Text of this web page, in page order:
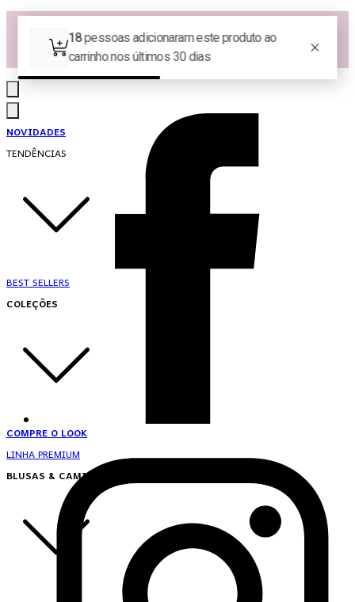
Las Queridas Club🌷 - Ganhe 5% Cashback em pontos na sua compra!
Ganhe 10% OFF na 1ª compra no App: PRIMEIRANOAPP 😍
♡ Coleção Nova: Grace in Motion ♡
NOVIDADES
TENDÊNCIAS
BEST SELLERS
COLEÇÕES
COMPRE O LOOK
LINHA PREMIUM
BLUSAS & CAMISAS